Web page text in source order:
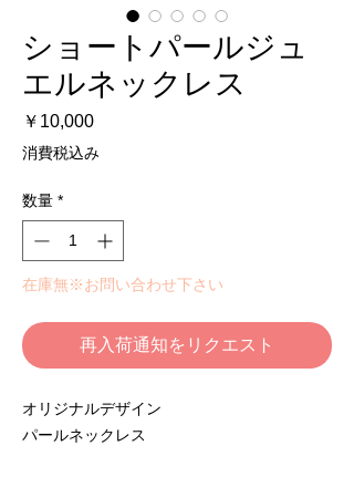
ショートパールジュ
エルネックレス
￥10,000価
格
消費税込み
数量 *
在庫無※お問い合わせ下さい
再入荷通知をリクエスト
オリジナルデザイン
パールネックレス